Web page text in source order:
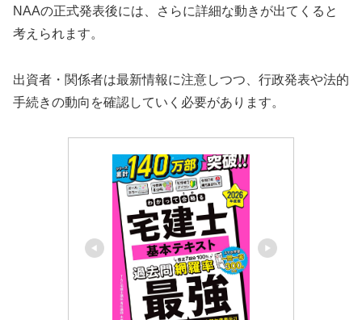
NAAの正式発表後には、さらに詳細な動きが出てくると
考えられます。
出資者・関係者は最新情報に注意しつつ、行政発表や法的
手続きの動向を確認していく必要があります。